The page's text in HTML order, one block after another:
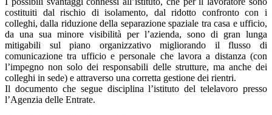
costituiti dal rischio di isolamento, dal ridotto confronto con i
colleghi, dalla riduzione della separazione spaziale tra casa e ufficio,
da una sua minore visibilità per l’azienda, sono di gran lunga
mitigabili sul piano organizzativo migliorando il flusso di
comunicazione tra ufficio e personale che lavora a distanza (con
l’impegno non solo dei responsabili delle strutture, ma anche dei
colleghi in sede) e attraverso una corretta gestione dei rientri.
Il documento che segue disciplina l’istituto del telelavoro presso
l’Agenzia delle Entrate.